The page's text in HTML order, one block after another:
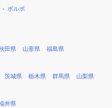
ボルボ
田県 山形県 福島県
茨城県 栃木県 群馬県 山梨県
井県